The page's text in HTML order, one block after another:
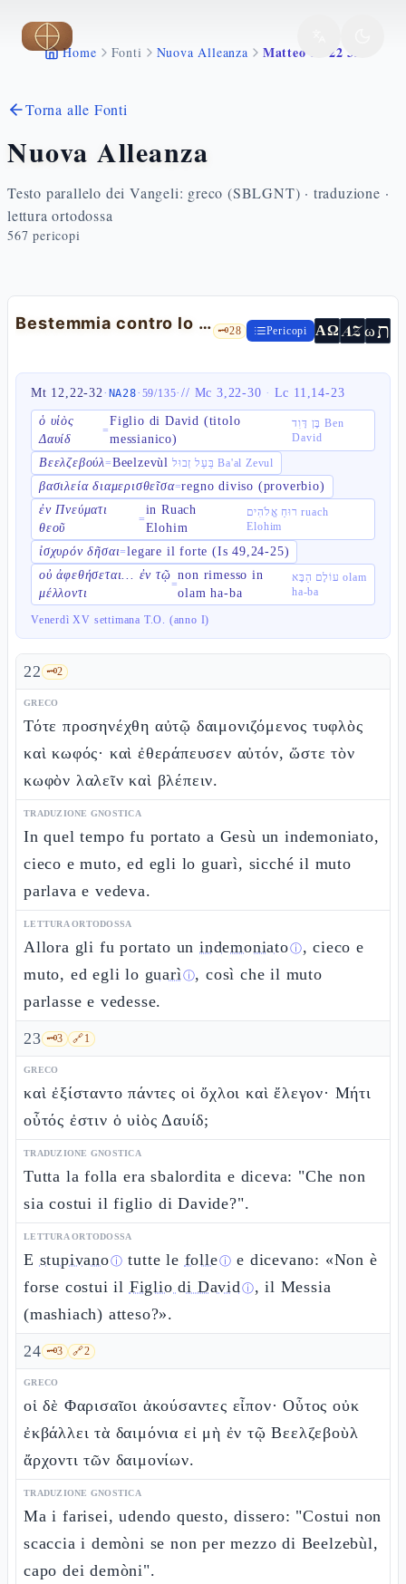
Vai al contenuto principale
Home Fonti Nuova Alleanza Matteo 12 22 32
Torna alle Fonti
Nuova Alleanza
Testo parallelo dei Vangeli: greco (SBLGNT) · traduzione ·
lettura ortodossa
567 pericopi
Bestemmia contro lo Spirito — Mt 12,22-32 🗝️28 Pericopi ΑΩ AZωת
Mt 12,22-32· NA28· 59/135·// Mc 3,22-30 · Lc 11,14-23
ὁ υἱὸς
Δαυίδ
=
Figlio di David (titolo
messianico)
בֶּן דָּוִד Ben
David
Βεελζεβούλ=Beelzevùl בַּעַל זְבוּל Ba'al Zevul
βασιλεία διαμερισθεῖσα=regno diviso (proverbio)
ἐν Πνεύματι
θεοῦ
=
in Ruach
Elohim
רוּחַ אֱלֹהִים ruach
Elohim
ἰσχυρόν δῆσαι=legare il forte (Is 49,24-25)
οὐ ἀφεθήσεται... ἐν τῷ
μέλλοντι
=
non rimesso in
olam ha-ba
עוֹלָם הַבָּא olam
ha-ba
Venerdì XV settimana T.O. (anno I)
22 🗝️2
GRECO
Τότε προσηνέχθη αὐτῷ δαιμονιζόμενος τυφλὸς
καὶ κωφός· καὶ ἐθεράπευσεν αὐτόν, ὥστε τὸν
κωφὸν λαλεῖν καὶ βλέπειν.
TRADUZIONE GNOSTICA
In quel tempo fu portato a Gesù un indemoniato,
cieco e muto, ed egli lo guarì, sicché il muto
parlava e vedeva.
LETTURA ORTODOSSA
Allora gli fu portato unindemoniatoⓘ, cieco e
muto, ed egli lo guarìⓘ, così che il muto
parlasse e vedesse.
23 🗝️3 🔗1
GRECO
καὶ ἐξίσταντο πάντες οἱ ὄχλοι καὶ ἔλεγον· Μήτι
οὗτός ἐστιν ὁ υἱὸς Δαυίδ;
TRADUZIONE GNOSTICA
Tutta la folla era sbalordita e diceva: "Che non
sia costui il figlio di Davide?".
LETTURA ORTODOSSA
E stupivanoⓘ tutte le folleⓘ e dicevano: «Non è
forse costui il Figlio di Davidⓘ, il Messia
(mashiach) atteso?».
24 🗝️3 🔗2
GRECO
οἱ δὲ Φαρισαῖοι ἀκούσαντες εἶπον· Οὗτος οὐκ
ἐκβάλλει τὰ δαιμόνια εἰ μὴ ἐν τῷ Βεελζεβοὺλ
ἄρχοντι τῶν δαιμονίων.
TRADUZIONE GNOSTICA
Ma i farisei, udendo questo, dissero: "Costui non
scaccia i demòni se non per mezzo di Beelzebùl,
capo dei demòni".